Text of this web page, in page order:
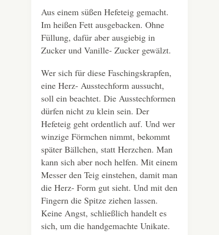
Aus einem süßen Hefeteig gemacht.
Im heißen Fett ausgebacken. Ohne
Füllung, dafür aber ausgiebig in
Zucker und Vanille- Zucker gewälzt.
Wer sich für diese Faschingskrapfen,
eine Herz- Ausstechform aussucht,
soll ein beachtet. Die Ausstechformen
dürfen nicht zu klein sein. Der
Hefeteig geht ordentlich auf. Und wer
winzige Förmchen nimmt, bekommt
später Bällchen, statt Herzchen. Man
kann sich aber noch helfen. Mit einem
Messer den Teig einstehen, damit man
die Herz- Form gut sieht. Und mit den
Fingern die Spitze ziehen lassen.
Keine Angst, schließlich handelt es
sich, um die handgemachte Unikate.